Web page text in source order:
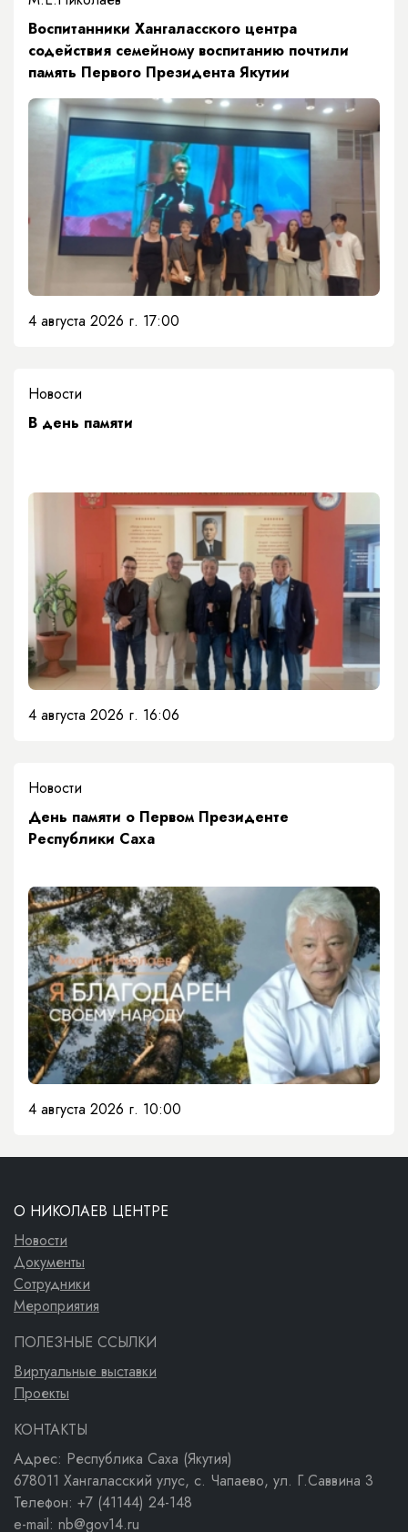
​Воспитанники Хангаласского центра
содействия семейному воспитанию почтили
память Первого Президента Якутии
4 августа 2026 г. 17:00
Новости
​В день памяти
4 августа 2026 г. 16:06
Новости
День памяти о Первом Президенте
Республики Саха
4 августа 2026 г. 10:00
О НИКОЛАЕВ ЦЕНТРЕ
Новости
Документы
Сотрудники
Мероприятия
ПОЛЕЗНЫЕ ССЫЛКИ
Виртуальные выставки
Проекты
КОНТАКТЫ
Адрес: Республика Саха (Якутия)
678011 Хангаласский улус, с. Чапаево, ул. Г.Саввина 3
Телефон: +7 (41144) 24-148
e-mail: nb@gov14.ru